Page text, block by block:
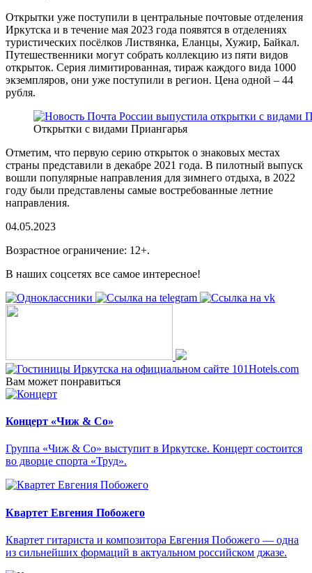
Открытки уже поступили в центральные почтовые отделения
Иркутска и в течение мая 2023 года появятся в отделениях
туристических посёлков Листвянка, Еланцы, Хужир, Байкал.
Путешественники могут собрать коллекцию из пяти видов
открыток. Серия лимитированная, тираж каждого вида 1000
экземпляров, они уже поступили в регион. Цена одной – 44
рубля.
Открытки с видами Приангарья
Отметим, что первую серию открыток о знаковых местах
страны представили в декабре 2021 года. В пилотный выпуск
вошли популярные направления для зимнего отдыха, в 2022
году были представлены самые востребованные летние
направления.
04.05.2023
Возрастное ограничение: 12+.
В наших соцсетях все самое интересное!
Вам может понравиться
Концерт «Чиж & Cо»
Группа «Чиж & Co» выступит в Иркутске. Концерт состоится
во дворце спорта «Труд».
Квартет Евгения Побожего
Квартет гитариста и композитора Евгения Побожего — одна
из сильнейших формаций в актуальном российском джазе.